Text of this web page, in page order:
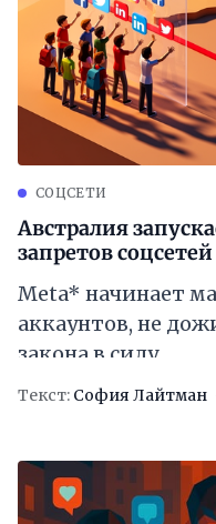
СОЦСЕТИ
Австралия
запретов
Meta* начинает
аккаунтов, не
закона в силу
Текст: София Лайтман